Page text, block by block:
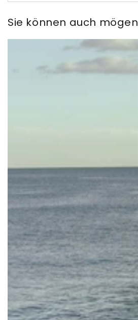
Sie können auch mögen